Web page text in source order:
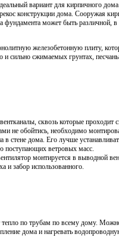
вариант для кирпичного
конструкции дома. Сооружая
может быть различной,
железобетонную плиту,
и сильно сжимаемых грунтах,
сквозь которые
не обойтись, необходимо
в стене дома. Его лучше
поступающих ветровых масс.
монтируется в выводной
и забор использованного.
по трубам по всему дому.
дома и нагревать